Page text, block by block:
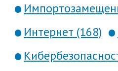
Интернет (168)